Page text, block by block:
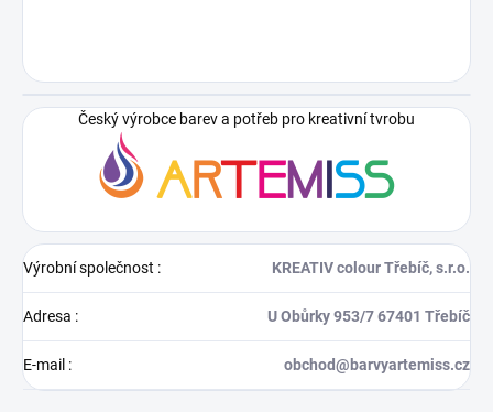
Český výrobce barev a potřeb pro kreativní tvrobu
Výrobní společnost : KREATIV colour Třebíč, s.r.o.
Adresa : U Obůrky 953/7 67401 Třebíč
E-mail : obchod@barvyartemiss.cz